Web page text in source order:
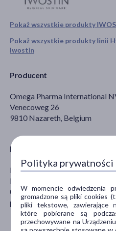
Pokaż wszystkie produkty
Pokaż wszystkie produkty linii
Iwostin
Producent
Omega Pharma International
Venecoweg 26
9810 Nazareth, Belgium
Dystrybutor
Perrigo Polska Sp. z o.o.
Domaniewska 48
02-672 Warszawa
perrigopoland@perrigo.com
Polityka prywatności
W momencie odwiedzenia
gromadzone są pliki cookies
pliki tekstowe, zawierające
które pobierane są
przechowywane na